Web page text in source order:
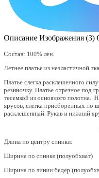
Описание Изображения (3)
Состав: 100% лен.
Летнее платье из неэластичной
Платье слегка расклешенного
резиночку. Платье отрезное под
тесемкой из основного полотна.
ярусов, слегка присборенных по
расклешенный. Рукав и нижний
XL 3XL
Длина по центру
Ширина по спинке
Ширина по линии бедер